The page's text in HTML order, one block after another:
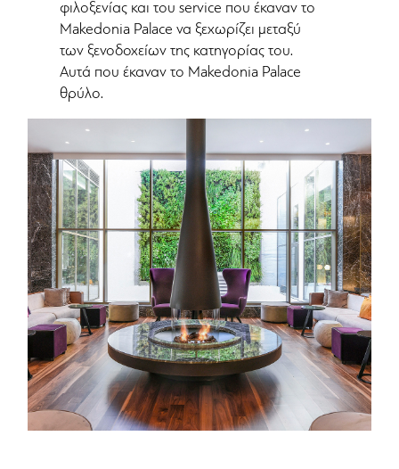
φιλοξενίας και του service που έκαναν το
Makedonia Palace να ξεχωρίζει μεταξύ
των ξενοδοχείων της κατηγορίας του.
Αυτά που έκαναν το Makedonia Palace
θρύλο.